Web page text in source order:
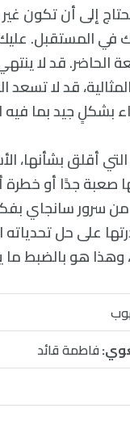
إلى أن تكون
المستقبل. عليك
قد لا
قد لا تسعد
بشكلٍ جيد بما فيه
التي أقلق
صعبة جدًا أو
سرور سانجاي
على حل
هو بالضبط
فاطمة قائد